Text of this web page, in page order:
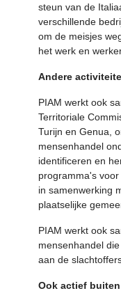
steun van de
verschillende
om de meisjes
het werk en
Andere
PIAM werkt ook
Territoriale
Turijn en Genua,
mensenhandel
identificeren en
programma's
in samenwerking
plaatselijke
PIAM werkt ook
mensenhandel
aan de
Ook actief